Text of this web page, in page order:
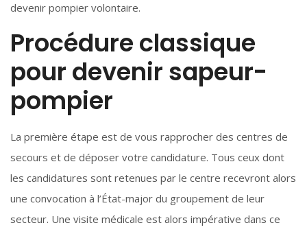
devenir pompier volontaire.
Procédure classique
pour devenir sapeur-
pompier
La première étape est de vous rapprocher des centres de
secours et de déposer votre candidature. Tous ceux dont
les candidatures sont retenues par le centre recevront alors
une convocation à l’État-major du groupement de leur
secteur. Une visite médicale est alors impérative dans ce